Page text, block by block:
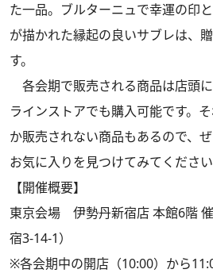
た一品。ブルターニュで幸運の印
が描かれた縁起の良いサブレは、
す。
各会期で販売される商品は店頭
ラインストアでも購入可能です。
か販売されない商品もあるので、
お気に入りを見つけてみてください
【開催概要】
東京会場 伊勢丹新宿店 本館6階
宿3-14-1）
※各会期中の開店（10:00）から